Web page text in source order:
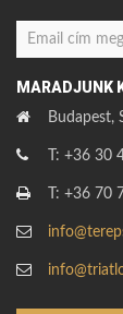
MARADJUNK
Budapest,
T: +36 30
T: +36 70